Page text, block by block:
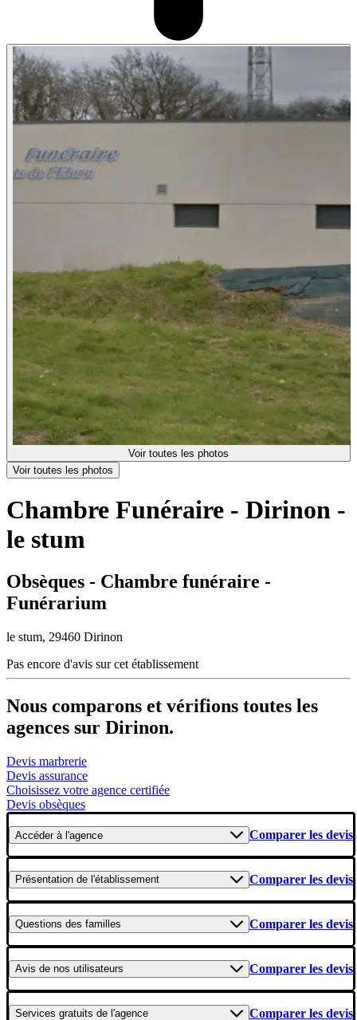
Voir toutes les photos
Voir toutes les photos
Chambre Funéraire - Dirinon -
le stum
Obsèques - Chambre funéraire -
Funérarium
le stum, 29460 Dirinon
Pas encore d'avis sur cet établissement
Nous comparons et vérifions toutes les
agences sur Dirinon.
Devis marbrerie
Devis assurance
Choisissez votre agence certifiée
Devis obsèques
Accéderà l'agence Comparer les devis
Présentation de l'établissement Comparer les devis
Questions des familles Comparer les devis
Avis de nos utilisateurs Comparer les devis
Services gratuits de l'agence Comparer les devis